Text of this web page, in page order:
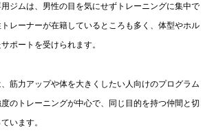
ジムは、男性の目を気にせずトレーニングに集中で
レーナーが在籍しているところも多く、体型やホル
ポートを受けられます。
筋力アップや体を大きくしたい人向けのプログラム
のトレーニングが中心で、同じ目的を持つ仲間と切
います。